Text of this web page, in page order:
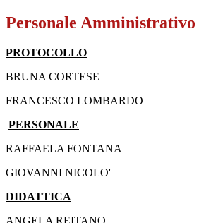
Personale Amministrativo
PROTOCOLLO
BRUNA CORTESE
FRANCESCO LOMBARDO
PERSONALE
RAFFAELA FONTANA
GIOVANNI NICOLO'
DIDATTICA